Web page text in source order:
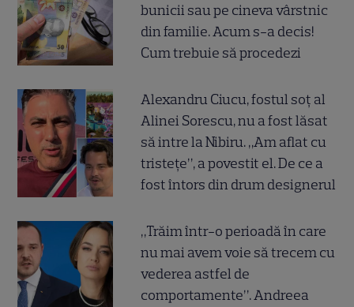
bunicii sau pe cineva vârstnic
din familie. Acum s-a decis!
Cum trebuie să procedezi
Alexandru Ciucu, fostul soț al
Alinei Sorescu, nu a fost lăsat
să intre la Nibiru. „Am aflat cu
tristețe”, a povestit el. De ce a
fost întors din drum designerul
„Trăim într-o perioadă în care
nu mai avem voie să trecem cu
vederea astfel de
comportamente”. Andreea